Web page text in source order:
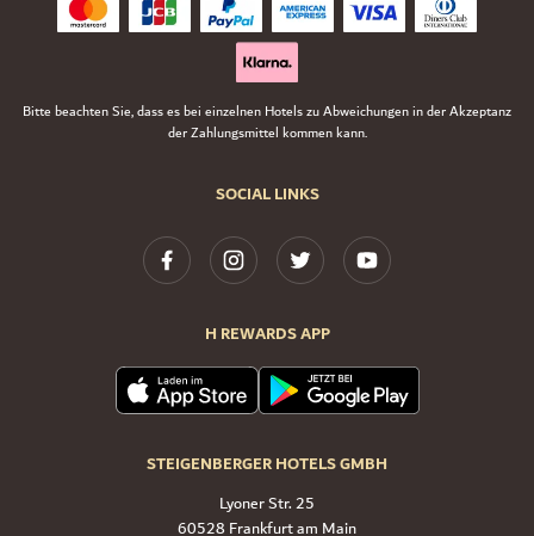
SOCIAL LINKS
H REWARDS APP
STEIGENBERGER HOTELS GMBH
Lyoner Str. 25
60528 Frankfurt am Main
Bitte beachten Sie, dass es bei einzelnen Hotels zu Abweichungen in der Akzeptanz
der Zahlungsmittel kommen kann.